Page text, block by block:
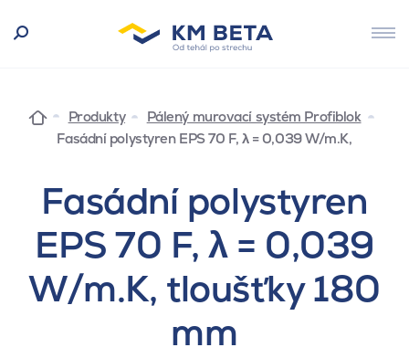
Produkty
Pálený murovací systém Profiblok
Fasádní polystyren EPS 70 F, λ = 0,039 W/m.K,
Fasádní polystyren
EPS 70 F, λ = 0,039
W/m.K, tloušťky 180
mm